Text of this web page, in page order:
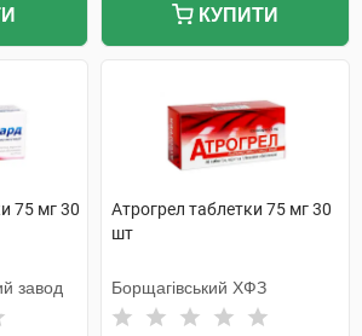
КУПИТИ
75 мг 30
завод
Атрогрел таблетки 75 мг 30
шт
Борщагівський ХФЗ